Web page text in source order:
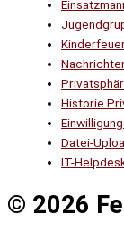
Historie
Datei-
IT-
© 2026